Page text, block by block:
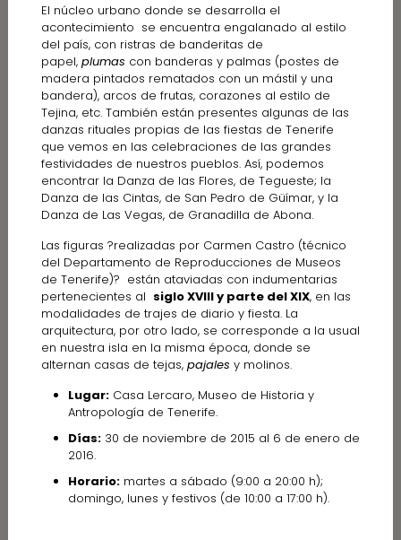
El núcleo urbano donde se desarrolla el
acontecimiento se encuentra engalanado al estilo
del país, con ristras de banderitas de
papel, plumas con banderas y palmas (postes de
madera pintados rematados con un mástil y una
bandera), arcos de frutas, corazones al estilo de
Tejina, etc. También están presentes algunas de las
danzas rituales propias de las fiestas de Tenerife
que vemos en las celebraciones de las grandes
festividades de nuestros pueblos. Así, podemos
encontrar la Danza de las Flores, de Tegueste; la
Danza de las Cintas, de San Pedro de Güímar, y la
Danza de Las Vegas, de Granadilla de Abona.
Las figuras ?realizadas por Carmen Castro (técnico
del Departamento de Reproducciones de Museos
de Tenerife)? están ataviadas con indumentarias
pertenecientes al siglo XVIII y parte del XIX, en las
modalidades de trajes de diario y fiesta. La
arquitectura, por otro lado, se corresponde a la usual
en nuestra isla en la misma época, donde se
alternan casas de tejas, pajales y molinos.
Lugar:Casa Lercaro, Museo de Historia y
Antropología de Tenerife.
Días:30 de noviembre de 2015 al 6 de enero de
2016.
Horario:martes a sábado (9:00 a 20:00 h);
domingo, lunes y festivos (de 10:00 a 17:00 h).